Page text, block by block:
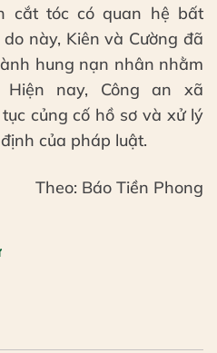
cắt tóc có quan hệ bất
này, Kiên và Cường đã
hung nạn nhân nhằm
Hiện nay, Công an xã
củng cố hồ sơ và xử lý
của pháp luật.
Theo: Báo Tiền Phong